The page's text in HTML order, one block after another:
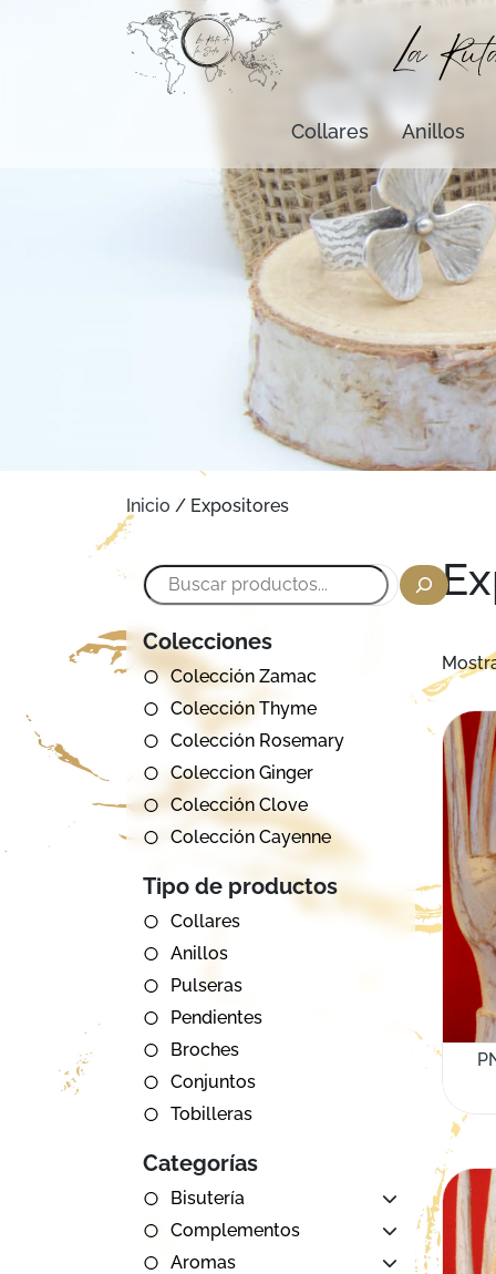
Collares Anillos
Inicio / Expositores
Buscar
Colecciones
Colección Zamac
Colección Thyme
Colección Rosemary
Coleccion Ginger
Colección Clove
Colección Cayenne
Tipo de productos
Collares
Anillos
Pulseras
Pendientes
Broches
Conjuntos
Tobilleras
Categorías
Bisutería
Complementos
Aromas